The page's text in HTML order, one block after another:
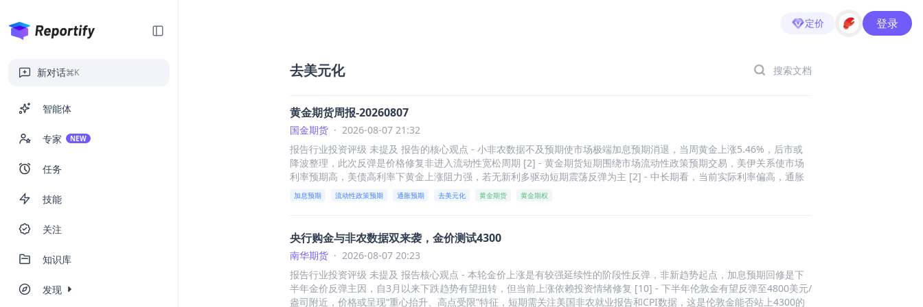
新对话 K
智能体
专家 NEW
任务
技能
关注
知识库
发现
定价 登录
去美元化 搜索文档
黄金期货周报-20260807
国金期货 · 2026-08-07 21:32
报告行业投资评级 未提及 报告的核心观点 - 小非农数据不及预期使市场极端加息预期消退，当周黄金上涨5.46%，后市或
降波整理，此次反弹是价格修复非进入流动性宽松周期 [2] - 黄金期货短期围绕市场流动性政策预期交易，美伊关系使市场
利率预期高，美债高利率下黄金上涨阻力强，若无新利多驱动短期震荡反弹为主 [2] - 中长期看，当前实际利率偏高，通胀
持续期长可能性低，不具备长周期通胀条件，市场对去美元化逻辑反复，短期美元调整驱动贵金属上涨，中长期黄金以流动
性政策预期逻辑为主 [2] 根据相关目录分别总结 行情回顾 - SHFE黄金主力合约当周上涨5.46%，周初低开但多头上攻收阳，
对偏强但上涨幅度小，价格上涨是通胀预期回落后市场极端加息预期的纠偏，市场远期预期偏乐观，但高利率周期上涨压力
大，黄金月间价差近期收敛 [6][7] - 黄金期权总体看涨期权上涨为主，部分合约周内涨幅超240%，Gamma收益放大，有隐
含波动率上升迹象，市场主要博弈点在1000元/克附近，看涨期权成交量较高 [9]
加息预期 流动性政策预期 通胀预期 去美元化 黄金期货 黄金期权
央行购金与非农数据双来袭，金价测试4300
南华期货 · 2026-08-07 20:23
报告行业投资评级 未提及 报告核心观点 - 本轮金价上涨是有较强延续性的阶段性反弹，非新趋势起点，加息预期回修是下
半年金价反弹主因，自3月以来下跌趋势有望扭转，但当前上涨依赖投资情绪修复 [10] - 下半年伦敦金有望反弹至4800美元/
盎司附近，价格或呈现“重心抬升、高点受限”特征，短期需关注美国非农就业报告和CPI数据，这是伦敦金能否站上4300的